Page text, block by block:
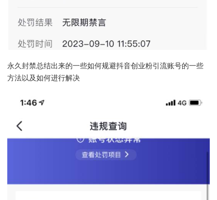
永久封禁总结出来的一些如何规避抖音创业粉引流账号的一些
方法以及如何进行解决